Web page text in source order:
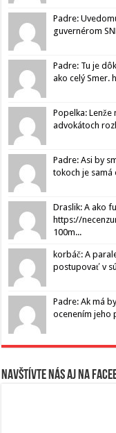
Padre:
guvernérom
Padre: Tu je
ako celý Smer.
Popelka:
advokátoch
Padre: Asi by
tokoch je samá
Draslik: A ako
https://
100m...
korbáč: A
postupovať v
Padre: Ak má
ocenením jeho
Navštívte nás aj na